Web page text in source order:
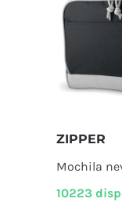
ZIPPER
Mochila
10223